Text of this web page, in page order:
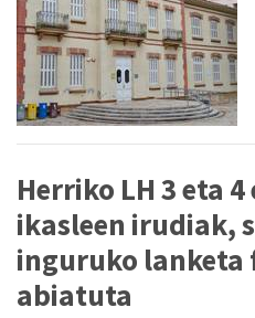
Herriko LH 3 eta 4
ikasleen irudiak,
inguruko
abiatuta